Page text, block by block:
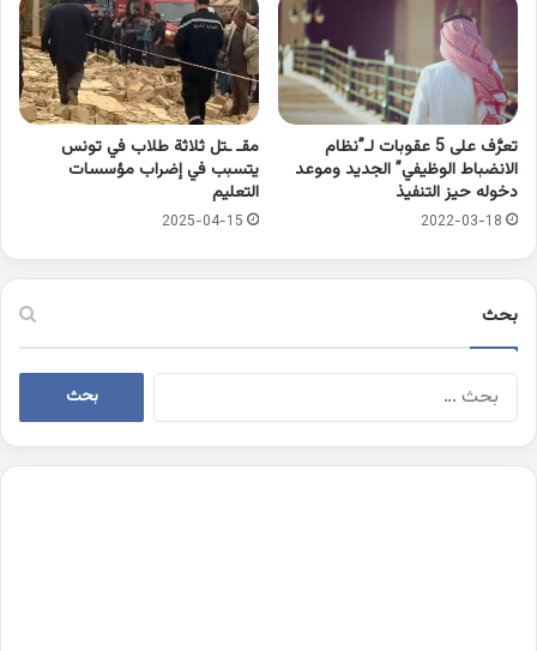
تعرَّف على 5 عقوبات لـ”نظام
الانضباط الوظيفي” الجديد وموعد
دخوله حيز التنفيذ
2022-03-18
مقـ ـتل ثلاثة طلاب في تونس
يتسبب في إضراب مؤسسات
التعليم
2025-04-15
بحث
البحث